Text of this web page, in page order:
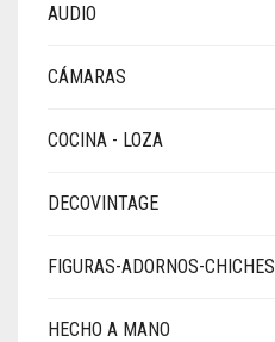
AUDIO
CÁMARAS
COCINA - LOZA
DECOVINTAGE
FIGURAS-ADORNOS-CHICHES
HECHO A MANO